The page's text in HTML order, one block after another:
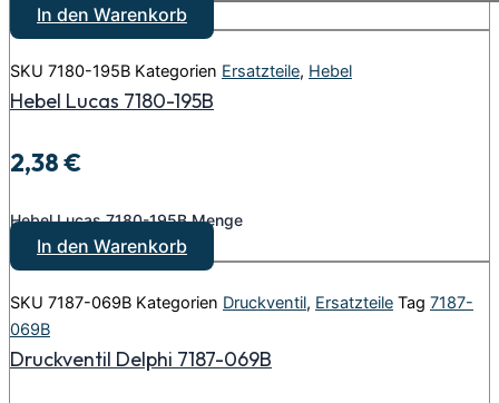
In den Warenkorb
SKU 7180-195B Kategorien Ersatzteile, Hebel
Hebel Lucas 7180-195B
2,38€
Hebel Lucas 7180-195B Menge
In den Warenkorb
SKU 7187-069B Kategorien Druckventil, Ersatzteile Tag 7187-
069B
Druckventil Delphi 7187-069B